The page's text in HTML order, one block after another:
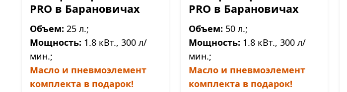
PRO в Барановичах
Объем: 25 л.;
Мощность: 1.8 кВт., 300 л/
мин.;
Масло и пневмоэлемент
комплекта в подарок!
PRO в Барановичах
Объем: 50 л.;
Мощность: 1.8 кВт., 300 л/
мин.;
Масло и пневмоэлемент
комплекта в подарок!